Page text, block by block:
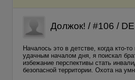
Должок! / #106 /
Началось это в детстве, когда кто-
удачным началом дня, я поискал
избежание перспективы стать
безопасной территории. Охота на